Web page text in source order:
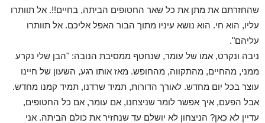
שהחזרתם את מתן את כל שאר החטופים הביתה, בחיים!!. אל תוותרו
עליו, הוא חי. הוא נושא עיניו מתוך הבור האפל אליכם. אל תוותרו
עליהם".
ניבה ונקרט, אמו של עומר, שנחטף ממסיבת הנובה: "הבן שלי נקרע
ממני, מהחיים, מהתקווה, מהחופש. מאז אותו רגע, השעון של חיינו
עוצר בכל יום מחדש. לאורך הדורות, תמיד שרדנו, תמיד קמנו מחדש.
אבל הפעם, איך אפשר לומר שניצחנו, אם עומר, אם כל החטופים,
עדיין לא כאן? הניצחון לא יושלם עד שנחזיר את כולם הביתה. אני